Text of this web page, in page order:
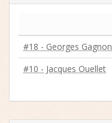
#18 - Georges Gagnon
#10 - Jacques Ouellet